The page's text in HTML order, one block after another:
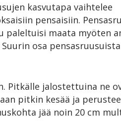
kasvutapa vaihtelee
pensaisiin.
paleltuisi maata myöten
osa
Pitkälle jalostettuina ne
pitkin kesää ja
jää noin 20 cm